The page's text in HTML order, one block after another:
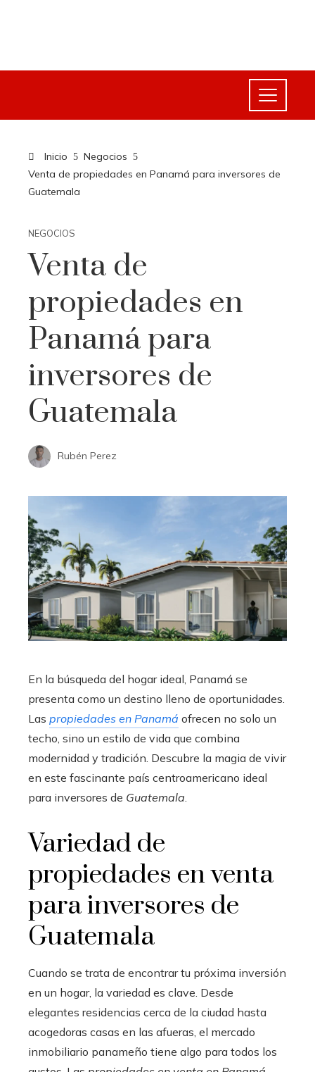
Inicio
Negocios
Venta de propiedades en Panamá para inversores de
Guatemala
NEGOCIOS
Venta de
propiedades en
Panamá para
inversores de
Guatemala
Rubén Perez
En la búsqueda del hogar ideal, Panamá se
presenta como un destino lleno de oportunidades.
Las propiedades en Panamá ofrecen no solo un
techo, sino un estilo de vida que combina
modernidad y tradición. Descubre la magia de vivir
en este fascinante país centroamericano ideal
para inversores de Guatemala.
Variedad de
propiedades en venta
para inversores de
Guatemala
Cuando se trata de encontrar tu próxima inversión
en un hogar, la variedad es clave. Desde
elegantes residencias cerca de la ciudad hasta
acogedoras casas en las afueras, el mercado
inmobiliario panameño tiene algo para todos los